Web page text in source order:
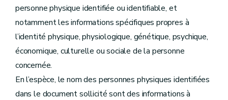
personne physique identifiée ou identifiable, et
notamment les informations spécifiques propres à
l’identité physique, physiologique, génétique, psychique,
économique, culturelle ou sociale de la personne
concernée.
En l’espèce, le nom des personnes physiques identifiées
dans le document sollicité sont des informations à